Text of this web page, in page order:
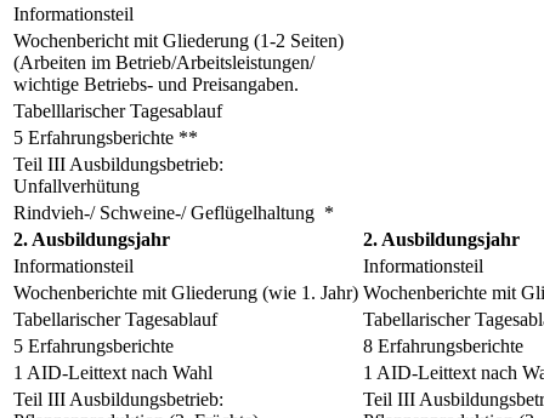
Informationsteil
Wochenbericht mit Gliederung (1-2 Seiten)
(Arbeiten im Betrieb/Arbeitsleistungen/
wichtige Betriebs- und Preisangaben.
Tabelllarischer Tagesablauf
5 Erfahrungsberichte **
Teil III Ausbildungsbetrieb:
Unfallverhütung
Rindvieh-/ Schweine-/ Geflügelhaltung *
2. Ausbildungsjahr
2. Ausbildungsjahr
Informationsteil
Informationsteil
Wochenberichte mit Gliederung (wie 1. Jahr) Wochenberichte mit
Tabellarischer Tagesablauf
Tabellarischer
5 Erfahrungsberichte
8 Erfahrungsberichte
1 AID-Leittext nach Wahl
1 AID-Leittext nach
Teil III Ausbildungsbetrieb:
Teil III